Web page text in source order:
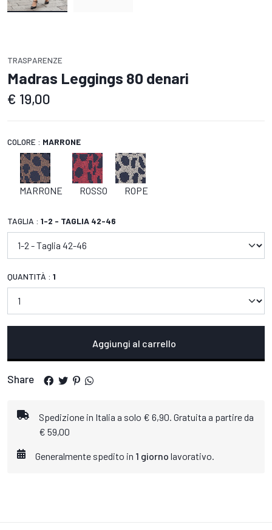
TRASPARENZE
Madras Leggings 80 denari
€ 19,00
COLORE : MARRONE
MARRONE ROSSO ROPE
TAGLIA : 1-2 - TAGLIA 42-46
QUANTITÀ : 1
Aggiungi al carrello
Share
Spedizione in Italia a solo € 6,90. Gratuita a partire da
€ 59,00
Generalmente spedito in 1 giorno lavorativo.